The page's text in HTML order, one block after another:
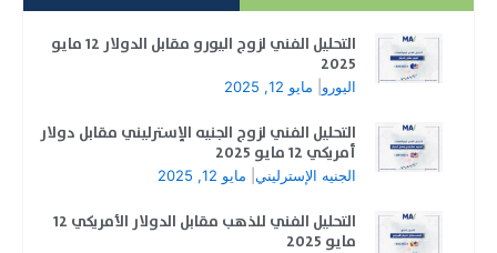
التحليل الفني لزوج اليورو مقابل الدولار 12 مايو
2025
اليورو مايو 12, 2025
التحليل الفني لزوج الجنيه الإسترليني مقابل دولار
أمريكي 12 مايو 2025
الجنيه الإسترليني مايو 12, 2025
التحليل الفني للذهب مقابل الدولار الأمريكي 12
مايو 2025